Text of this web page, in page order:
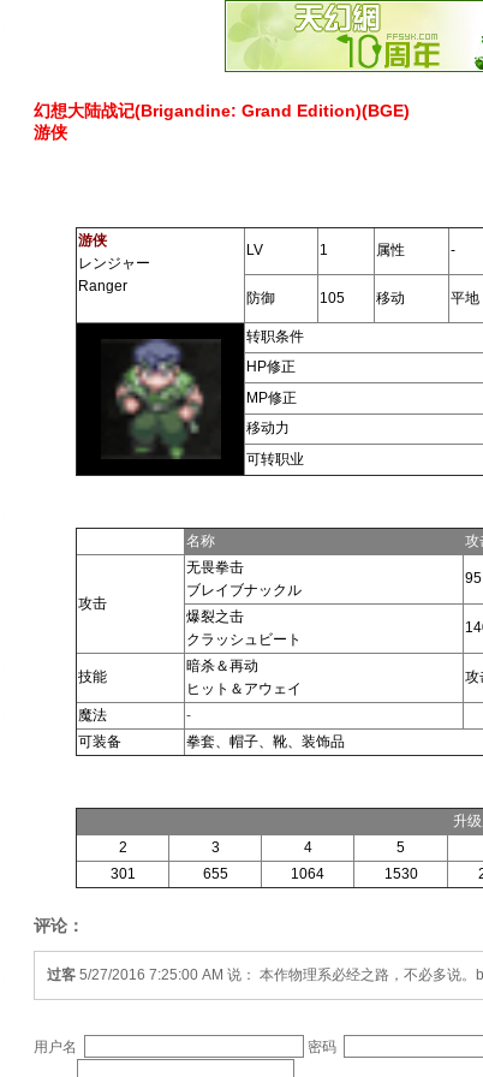
幻想大陆战记(Brigandine: Grand Edition)(BGE)
游侠
游侠
レンジャー
Ranger
LV 1 属性 -
防御 105 移动 平地
转职条件
HP修正
MP修正
移动力
可转职业
名称 攻
攻击
无畏拳击
ブレイブナックル
95
爆裂之击
クラッシュビート
技能
暗杀＆再动
ヒット＆アウェイ
攻
魔法
-
可装备
拳套、帽子、靴、装饰品
升
2
3 4 5
301
655 1064 1530
评论：
过客 5/27/2016 7:25:00 AM 说： 本作物理系必经之路，不必多说。
用户名
密码